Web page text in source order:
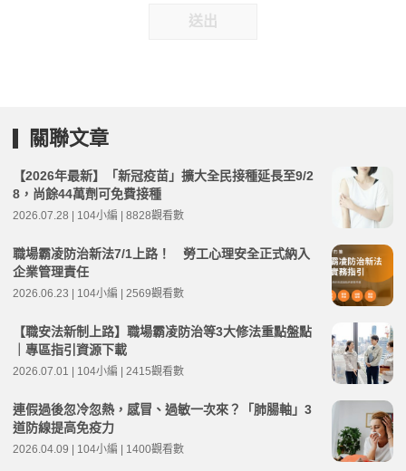
送出
關聯文章
【2026年最新】「新冠疫苗」擴大全民接種延長至9/2
8，尚餘44萬劑可免費接種
2026.07.28 | 104小編 | 8828觀看數
職場霸凌防治新法7/1上路！ 勞工心理安全正式納入
企業管理責任
2026.06.23 | 104小編 | 2569觀看數
【職安法新制上路】職場霸凌防治等3大修法重點盤點
｜專區指引資源下載
2026.07.01 | 104小編 | 2415觀看數
連假過後忽冷忽熱，感冒、過敏一次來？「肺腸軸」3
道防線提高免疫力
2026.04.09 | 104小編 | 1400觀看數